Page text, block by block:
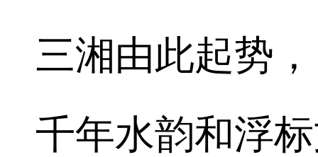
三湘由此起势
千年水韵和浮